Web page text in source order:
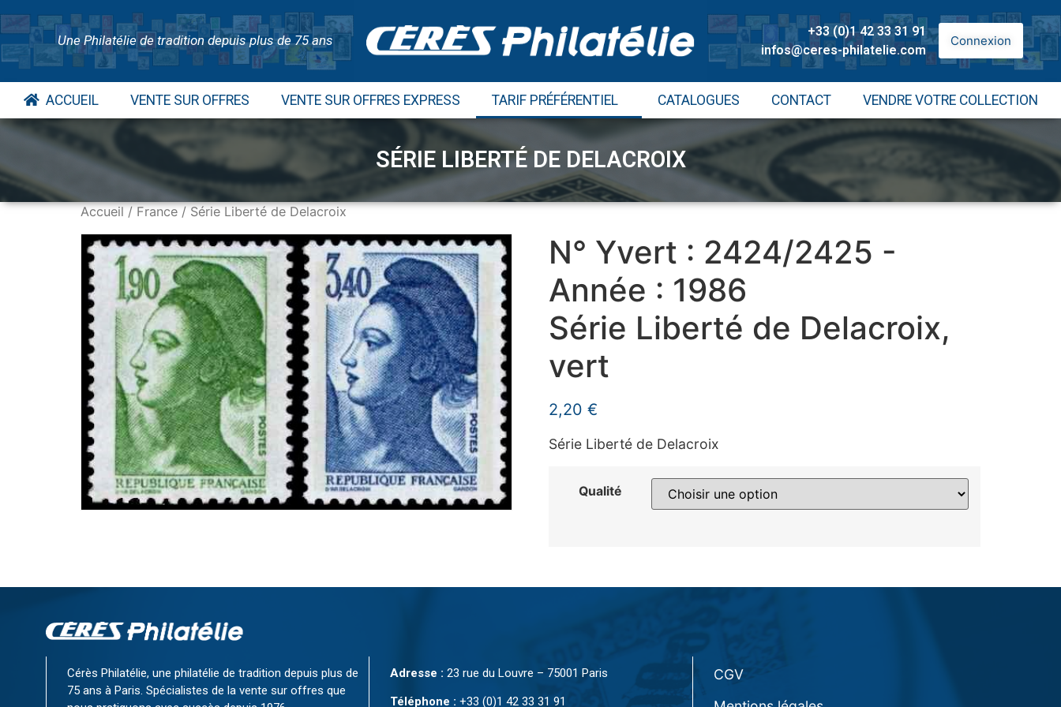
Une Philatélie de tradition depuis plus de 75 ans
+33 (0)1 42 33 31 91
infos@ceres-philatelie.com
Connexion
ACCUEIL VENTE SUR OFFRES VENTE SUR OFFRES EXPRESS TARIF PRÉFÉRENTIEL CATALOGUES CONTACT VENDRE VOTRE COLLECTION
SÉRIE LIBERTÉ DE DELACROIX
Accueil/France/ Série Liberté de Delacroix
N° Yvert : 2424/2425 -
Année : 1986
Série Liberté de Delacroix,
vert
2,20 €
Série Liberté de Delacroix
Qualité
Cérès Philatélie, une philatélie de tradition depuis plus de
75 ans à Paris. Spécialistes de la vente sur offres que
Adresse : 23 rue du Louvre – 75001 Paris
Téléphone : +33 (0)1 42 33 31 91
CGV